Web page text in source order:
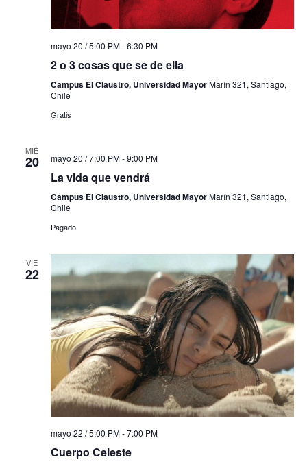
mayo 20 / 5:00 PM-6:30 PM
2 o 3 cosas que se de ella
Campus El Claustro, Universidad MayorMarín 321, Santiago,
Chile
Gratis
MIÉ
20 mayo 20 / 7:00 PM-9:00 PM
La vida que vendrá
Campus El Claustro, Universidad MayorMarín 321, Santiago,
Chile
Pagado
VIE
22
mayo 22 / 5:00 PM-7:00 PM
Cuerpo Celeste